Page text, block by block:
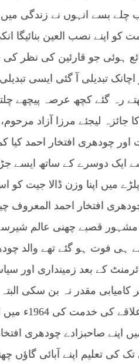
چلے بسے انہوں نے زندگی
اپنے نصب العین بنائیگا
ہوئی جو قارئین کی نظر
تبدیلی آ گئی ایسی
رہ گئے کچھ عرصہ پیچھے
لیجئے مرزا آزاد
چودھری افتخار احمد کیا
ایک دوسرے کے ساتھ ایسے
اپنا وزن ڈالا جیت کو اس
افتخار احمد المعروف
قصبے چھنی عالم
ہی فوت ہو گئے تھے والد
کے بعد زمینداری اور سیاست
مقدر نہ بن سکی
منتخب ہونے
اپنے صاحبزادے چودھری
کی تعلیم اپنے آبائی